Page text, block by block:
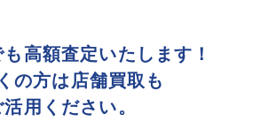
高額査定いたします！
の方は店舗買取も
活用ください。